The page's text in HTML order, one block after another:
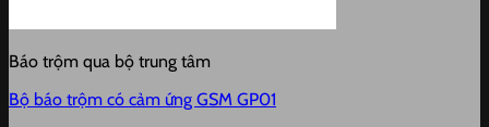
Báo trộm qua bộ trung tâm
Bộ báo trộm có cảm ứng GSM GP01